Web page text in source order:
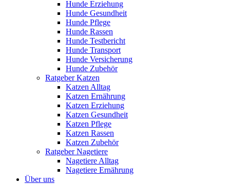
Hunde Erziehung
Hunde Gesundheit
Hunde Pflege
Hunde Rassen
Hunde Testbericht
Hunde Transport
Hunde Versicherung
Hunde Zubehör
Ratgeber Katzen
Katzen Alltag
Katzen Ernährung
Katzen Erziehung
Katzen Gesundheit
Katzen Pflege
Katzen Rassen
Katzen Zubehör
Ratgeber Nagetiere
Nagetiere Alltag
Nagetiere Ernährung
Über uns